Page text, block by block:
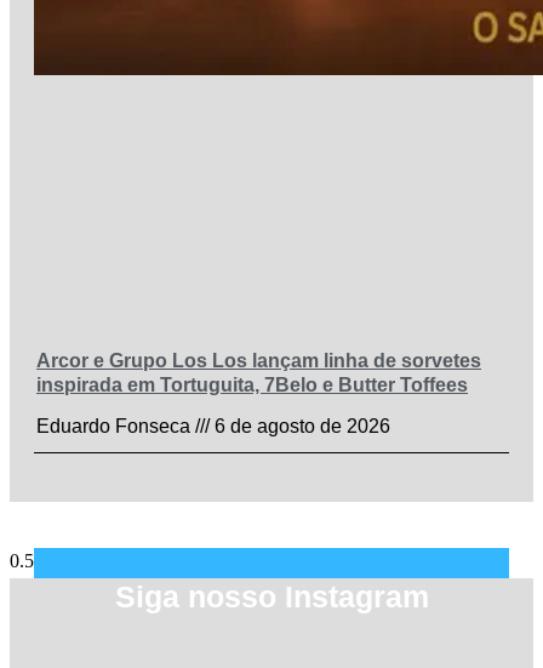
Arcor e Grupo Los Los lançam linha de sorvetes
inspirada em Tortuguita, 7Belo e Butter Toffees
Eduardo Fonseca
6 de agosto de 2026
Siga nosso Instagram